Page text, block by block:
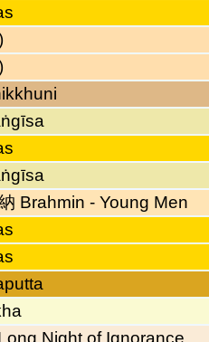
Brahmin - Young Men
Night of Ignorance